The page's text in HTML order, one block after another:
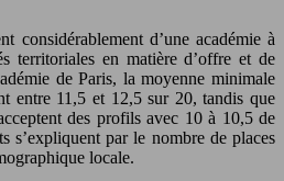
considérablement d’une académie à
territoriales en matière d’offre et de
de Paris, la moyenne minimale
entre 11,5 et 12,5 sur 20, tandis que
des profils avec 10 à 10,5 de
s’expliquent par le nombre de places
locale.